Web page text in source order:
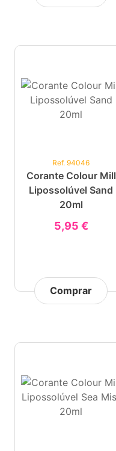
Ref. 94046
Corante Colour Mill
Lipossolúvel Sand
20ml
5,95 €
Comprar